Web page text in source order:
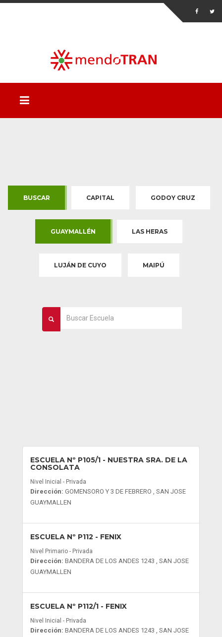
BUSCAR CAPITAL GODOY CRUZ
GUAYMALLÉN LAS HERAS
LUJÁN DE CUYO MAIPÚ
ESCUELA Nº P105/1- NUESTRA SRA. DE LA
CONSOLATA
Nivel Inicial - Privada
Dirección: GOMENSORO Y 3 DE FEBRERO , SAN JOSE
GUAYMALLEN
ESCUELA Nº P112 - FENIX
Nivel Primario - Privada
Dirección: BANDERA DE LOS ANDES 1243 , SAN JOSE
GUAYMALLEN
ESCUELA Nº P112/1- FENIX
Nivel Inicial - Privada
Dirección: BANDERA DE LOS ANDES 1243 , SAN JOSE